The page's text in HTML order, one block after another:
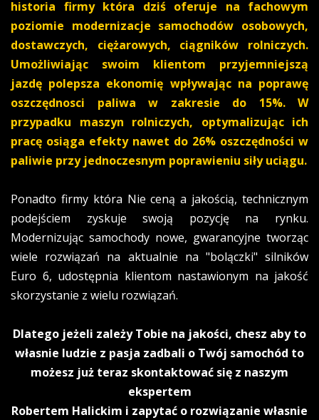
historia firmy która dziś oferuje na fachowym
poziomie modernizacje samochodów osobowych,
dostawczych, ciężarowych, ciągników rolniczych.
Umożliwiając swoim klientom przyjemniejszą
jazdę polepsza ekonomię wpływając na poprawę
oszczędnosci paliwa w zakresie do 15%. W
przypadku maszyn rolniczych, optymalizując ich
pracę osiąga efekty nawet do 26% oszczędności w
paliwie przy jednoczesnym poprawieniu siły uciągu.
Ponadto firmy która Nie ceną a jakością, technicznym
podejściem zyskuje swoją pozycję na rynku.
Modernizując samochody nowe, gwarancyjne tworząc
wiele rozwiązań na aktualnie na "bolączki" silników
Euro 6, udostępnia klientom nastawionym na jakość
skorzystanie z wielu rozwiązań.
Dlatego jeżeli zależy Tobie na jakości, chesz aby to
własnie ludzie z pasja zadbali o Twój samochód to
możesz już teraz skontaktować się z naszym
ekspertem
Robertem Halickim i zapytać o rozwiązanie własnie